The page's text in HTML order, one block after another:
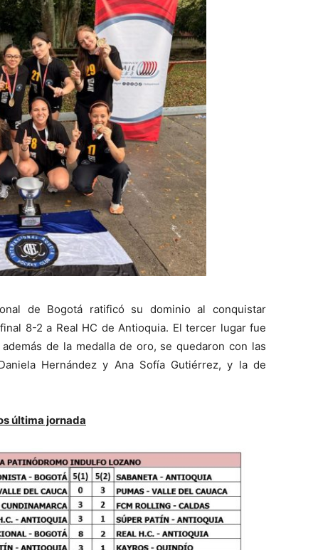
de Bogotá ratificó su dominio al conquistar
8-2 a Real HC de Antioquia. El tercer lugar fue
de la medalla de oro, se quedaron con las
Hernández y Ana Sofía Gutiérrez, y la de
última jornada